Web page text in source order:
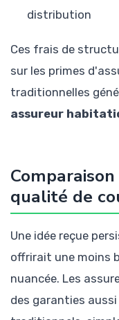
distribution
Ces frais de
sur les primes
traditionnelles
assureur
qualité de
Une idée reçue
offrirait une moins
nuancée. Les
des garanties